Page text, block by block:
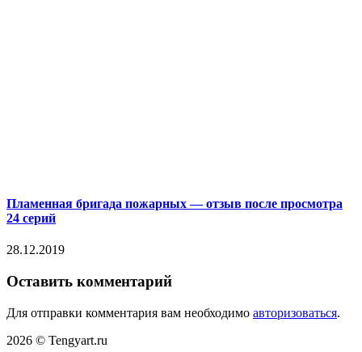
Пламенная бригада пожарных — отзыв после просмотра
24 серий
28.12.2019
Оставить комментарий
Для отправки комментария вам необходимо авторизоваться.
2026 © Tengyart.ru